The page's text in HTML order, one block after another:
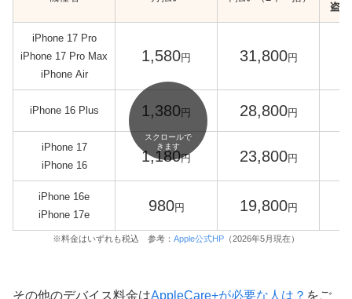
盗
iPhone 17 Pro
iPhone 17 Pro Max
iPhone Air
1,580円 31,800円
iPhone 16 Plus 1,380円 28,800円
iPhone 17
iPhone 16
1,180円 23,800円
iPhone 16e
iPhone 17e
980円 19,800円
スクロールで
きます
※料金はいずれも税込 参考： Apple公式HP （2026年5月現在）
その他のデバイス料金はAppleCare+が必要な人は？ をご